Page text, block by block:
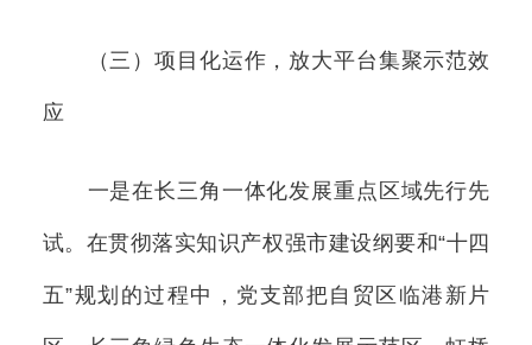
（三）项目化运作，放大平台集聚示范效
应
一是在长三角一体化发展重点区域先行先
试。在贯彻落实知识产权强市建设纲要和“十四
五”规划的过程中，党支部把自贸区临港新片